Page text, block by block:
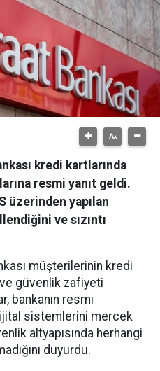
kredi kartlarında
resmi yanıt geldi.
üzerinden yapılan
ve sızıntı
müşterilerinin kredi
ve güvenlik zafiyeti
bankanın resmi
sistemlerini mercek
altyapısında herhangi
duyurdu.